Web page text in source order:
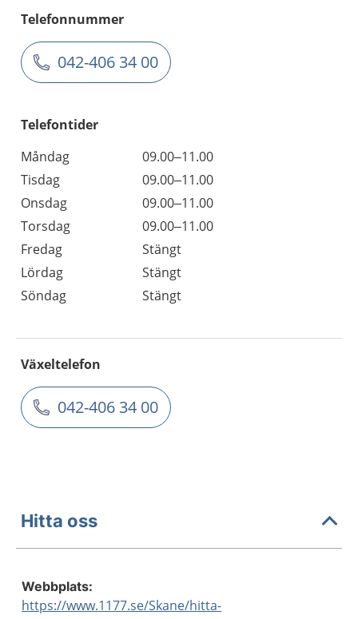
Telefonnummer
042-406 34 00
Telefontider
Måndag
09.00–11.00
Tisdag
09.00–11.00
Onsdag
09.00–11.00
Torsdag
09.00–11.00
Fredag
Stängt
Lördag
Stängt
Söndag
Stängt
Växeltelefon
042-406 34 00
Hitta oss
Webbplats:
https://www.1177.se/Skane/hitta-